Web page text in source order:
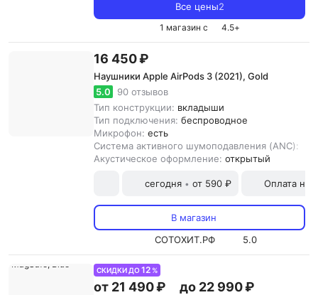
Все цены2
1 магазин с 4.5+
16 450 ₽
Наушники Apple AirPods 3 (2021), Gold
5.0
90 отзывов
Тип конструкции: вкладыши
Тип подключения: беспроводное
Микрофон: есть
Система активного шумоподавления (ANC):
Акустическое оформление: открытый
сегодня • от 590 ₽ Оплата
В магазин
СОТОХИТ.РФ
5.0
СКИДКИ ДО12 %
от 21 490 ₽ до 22 990 ₽